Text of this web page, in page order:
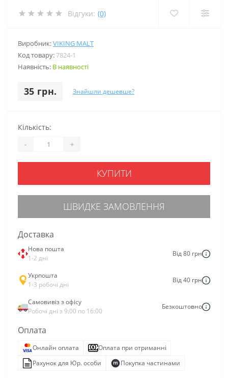
Відгуки: (0)
Виробник:VIKING MALT
Код товару:7824-1
Наявність: В наявності
35 грн. Знайшли дешевше?
Кількість:
- +
КУПИТИ
ШВИДКЕ ЗАМОВЛЕННЯ
Доставка
Нова пошта
1-2 дні
Від 80 грн
Укрпошта
1-3 робочі дні
Від 40 грн
Самовивіз з офісу
Робочі дні з 9:00 по 16:00
Безкоштовно
Оплата
Онлайн оплата
Оплата при отриманні
Рахунок для Юр. особи
Покупка частинами